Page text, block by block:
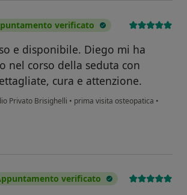
verificato
e disponibile. Diego mi ha
nel corso della seduta con
cura e attenzione.
Privato Brisighelli • prima visita osteopatica •
Mattia
verificato